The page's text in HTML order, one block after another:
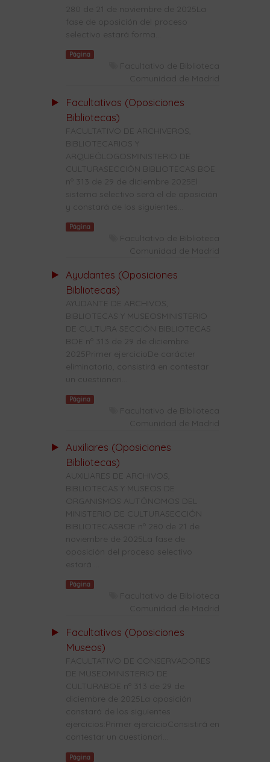
280 de 21 de noviembre de 2025La
fase de oposición del proceso
selectivo estará forma...
Página
Facultativo de Biblioteca
Comunidad de Madrid
Facultativos (Oposiciones
Bibliotecas)
FACULTATIVO DE ARCHIVEROS,
BIBLIOTECARIOS Y
ARQUEÓLOGOSMINISTERIO DE
CULTURASECCIÓN BIBLIOTECAS BOE
nº 313 de 29 de diciembre 2025El
sistema selectivo será el de oposición
y constará de los siguientes...
Página
Facultativo de Biblioteca
Comunidad de Madrid
Ayudantes (Oposiciones
Bibliotecas)
AYUDANTE DE ARCHIVOS,
BIBLIOTECAS Y MUSEOSMINISTERIO
DE CULTURA SECCIÓN BIBLIOTECAS
BOE nº 313 de 29 de diciembre
2025Primer ejercicioDe carácter
eliminatorio, consistirá en contestar
un cuestionari...
Página
Facultativo de Biblioteca
Comunidad de Madrid
Auxiliares (Oposiciones
Bibliotecas)
AUXILIARES DE ARCHIVOS,
BIBLIOTECAS Y MUSEOS DE
ORGANISMOS AUTÓNOMOS DEL
MINISTERIO DE CULTURASECCIÓN
BIBLIOTECASBOE nº 280 de 21 de
noviembre de 2025La fase de
oposición del proceso selectivo
estará ...
Página
Facultativo de Biblioteca
Comunidad de Madrid
Facultativos (Oposiciones
Museos)
FACULTATIVO DE CONSERVADORES
DE MUSEOMINISTERIO DE
CULTURABOE nº 313 de 29 de
diciembre de 2025La oposición
constará de los siguientes
ejercicios:Primer ejercicioConsistirá en
contestar un cuestionari...
Página